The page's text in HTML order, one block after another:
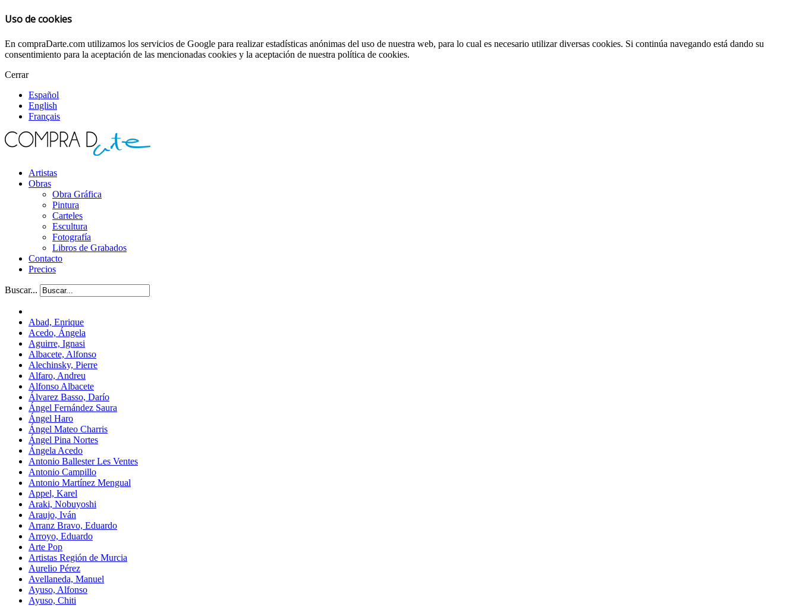
Uso de cookies
En compraDarte.com utilizamos los servicios de Google para realizar estadísticas anónimas del uso de nuestra web, para lo cual es necesario utilizar diversas cookies. Si continúa navegando está dando su
consentimiento para la aceptación de las mencionadas cookies y la aceptación de nuestra política de cookies.
Cerrar
Español
English
Français
Artistas
Obras
Obra Gráfica
Pintura
Carteles
Escultura
Fotografía
Libros de Grabados
Contacto
Precios
Buscar...
Abad, Enrique
Acedo, Ángela
Aguirre, Ignasi
Albacete, Alfonso
Alechinsky, Pierre
Alfaro, Andreu
Alfonso Albacete
Álvarez Basso, Darío
Ángel Fernández Saura
Ángel Haro
Ángel Mateo Charris
Ángel Pina Nortes
Ángela Acedo
Antonio Ballester Les Ventes
Antonio Campillo
Antonio Martínez Mengual
Appel, Karel
Araki, Nobuyoshi
Araujo, Iván
Arranz Bravo, Eduardo
Arroyo, Eduardo
Arte Pop
Artistas Región de Murcia
Aurelio Pérez
Avellaneda, Manuel
Ayuso, Alfonso
Ayuso, Chiti